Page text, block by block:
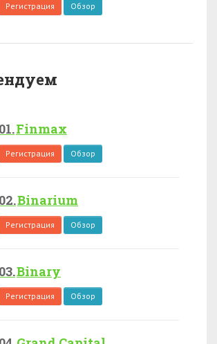
Регистрация Обзор
Finmax
Регистрация Обзор
Binarium
Регистрация Обзор
Binary
Регистрация Обзор